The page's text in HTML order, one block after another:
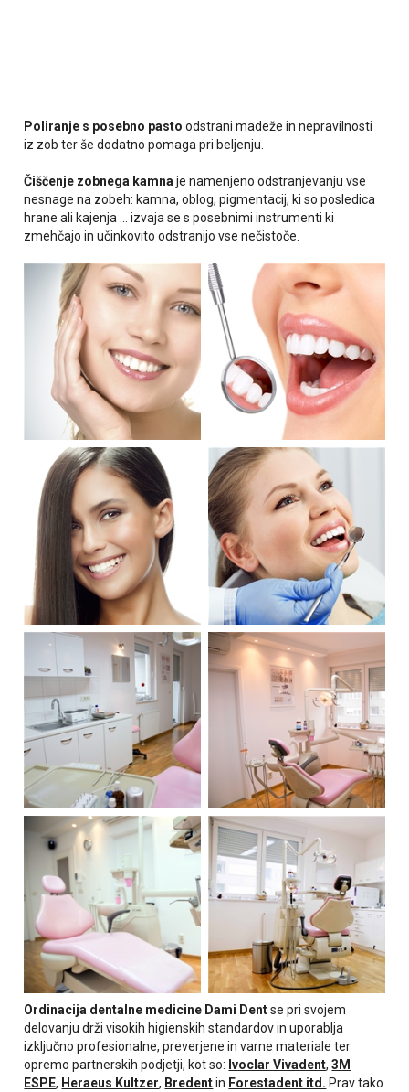
Poliranje s posebno pastoodstrani madeže in nepravilnosti
iz zob ter še dodatno pomaga pri beljenju.
Čiščenje zobnega kamna je namenjeno odstranjevanju vse
nesnage na zobeh: kamna, oblog, pigmentacij, ki so posledica
hrane ali kajenja ... izvaja se s posebnimi instrumenti ki
zmehčajo in učinkovito odstranijo vse nečistoče.
Ordinacija dentalne medicine Dami Dentse pri svojem
delovanju drži visokih higienskih standardov in uporablja
izključno profesionalne, preverjene in varne materiale ter
opremo partnerskih podjetji, kot so: Ivoclar Vivadent,3M
ESPE, Heraeus Kultzer, Bredentin Forestadent itd. Prav tako